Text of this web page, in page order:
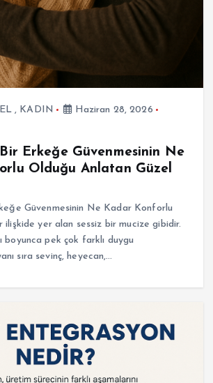
, KADIN
Haziran 28, 2026
Bir Erkeğe Güvenmesinin Ne
Olduğu Anlatan Güzel
Güvenmesinin Ne Kadar Konforlu
ilişkide yer alan sessiz bir mucize gibidir.
boyunca pek çok farklı duygu
sıra sevinç, heyecan,…